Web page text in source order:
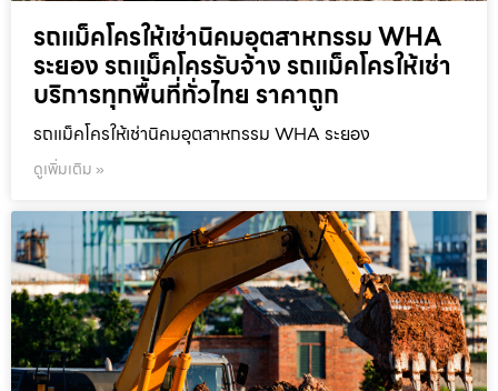
รถแม็คโครให้เช่านิคมอุตสาหกรรม WHA
ระยอง รถแม็คโครรับจ้าง รถแม็คโครให้เช่า
บริการทุกพื้นที่ทั่วไทย ราคาถูก
รถแม็คโครให้เช่านิคมอุตสาหกรรม WHA ระยอง
ดูเพิ่มเติม »